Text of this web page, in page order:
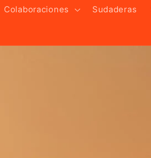
Colaboraciones Sudaderas